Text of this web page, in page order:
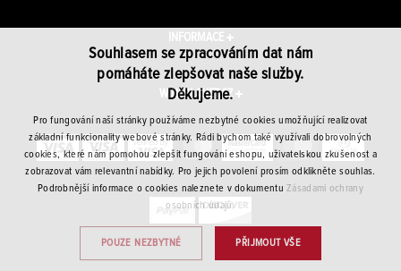
INFORMACE
WINEPLANET.CZ
Souhlasem se zpracováním dat nám
pomáháte zlepšovat naše služby.
Děkujeme.
Pro fungování naší stránky používáme nezbytné cookies umožňující realizovat
základní funkcionality webové stránky. Rádi bychom také využívali dobrovolných
cookies, které nám pomohou zlepšit fungování eshopu, uživatelskou zkušenost a
zobrazovat vám relevantní nabídky. Pro jejich povolení prosím odklikněte souhlas.
Podrobnější informace o cookies naleznete v dokumentuZásadami ochrany
osobních údajů.
PŘIJMOUT VŠE
POUZE NEZBYTNÉ